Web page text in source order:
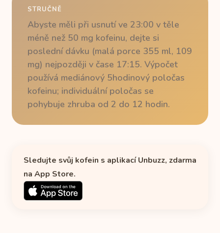
STRUČNĚ
Abyste měli při usnutí ve 23:00 v těle
méně než 50 mg kofeinu, dejte si
poslední dávku (malá porce 355 ml, 109
mg) nejpozději v čase 17:15. Výpočet
používá mediánový 5hodinový poločas
kofeinu; individuální poločas se
pohybuje zhruba od 2 do 12 hodin.
Sledujte svůj kofein s aplikací Unbuzz, zdarma
na App Store.